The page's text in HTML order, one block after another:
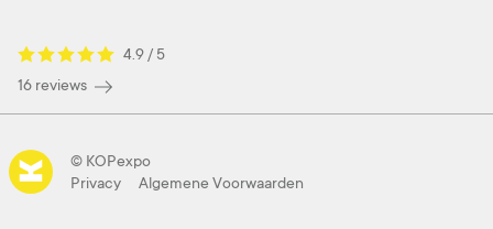
4.9 / 5
16 reviews
© KOPexpo
Privacy
Algemene Voorwaarden